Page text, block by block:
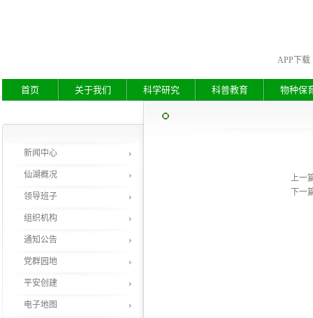
APP下载
首页 关于我们 科学研究 科普教育 物种保
上一
下一
新闻中心
仙湖概况
领导班子
组织机构
通知公告
党群园地
平安创建
电子地图